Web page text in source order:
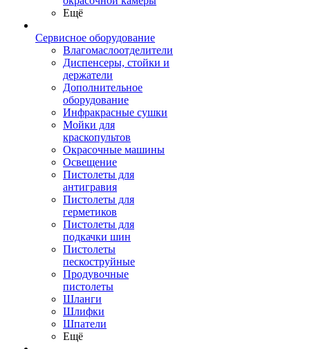
Ещё
Сервисное оборудование
Влагомаслоотделители
Диспенсеры, стойки и
держатели
Дополнительное
оборудование
Инфракрасные сушки
Мойки для
краскопультов
Окрасочные машины
Освещение
Пистолеты для
антигравия
Пистолеты для
герметиков
Пистолеты для
подкачки шин
Пистолеты
пескоструйные
Продувочные
пистолеты
Шланги
Шлифки
Шпатели
Ещё